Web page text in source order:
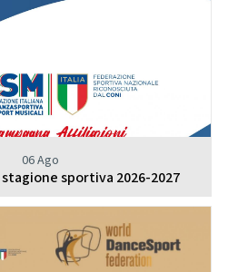
06 Ago
sportiva 2026-2027